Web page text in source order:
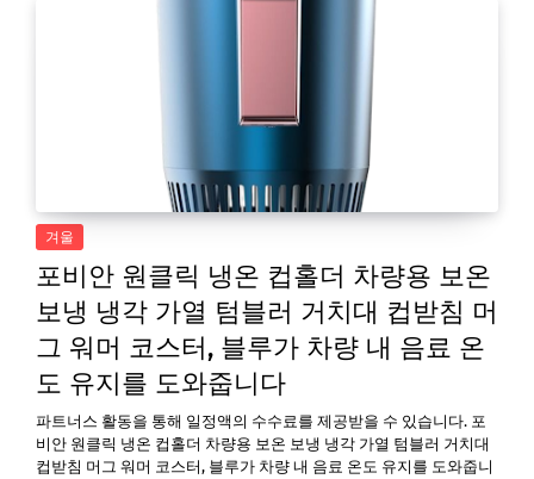
겨울
포비안 원클릭 냉온 컵홀더 차량용 보온
보냉 냉각 가열 텀블러 거치대 컵받침 머
그 워머 코스터, 블루가 차량 내 음료 온
도 유지를 도와줍니다
파트너스 활동을 통해 일정액의 수수료를 제공받을 수 있습니다. 포
비안 원클릭 냉온 컵홀더 차량용 보온 보냉 냉각 가열 텀블러 거치대
컵받침 머그 워머 코스터, 블루가 차량 내 음료 온도 유지를 도와줍니